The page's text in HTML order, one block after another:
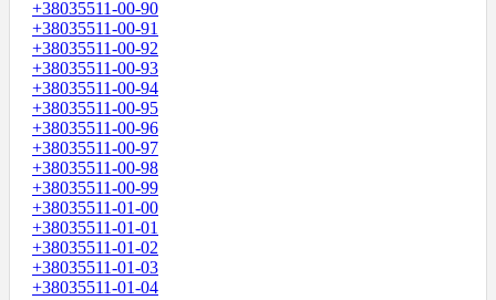
+38035511-00-90
+38035511-00-91
+38035511-00-92
+38035511-00-93
+38035511-00-94
+38035511-00-95
+38035511-00-96
+38035511-00-97
+38035511-00-98
+38035511-00-99
+38035511-01-00
+38035511-01-01
+38035511-01-02
+38035511-01-03
+38035511-01-04